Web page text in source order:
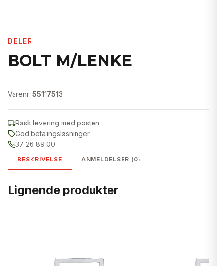
DELER
BOLT M/LENKE
Varenr: 55117513
Rask levering med posten
God betalingsløsninger
37 26 89 00
BESKRIVELSE ANMELDELSER (0)
Lignende produkter